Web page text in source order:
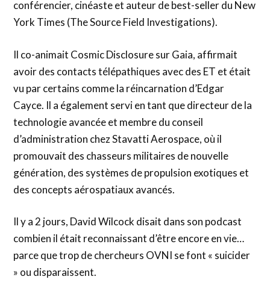
conférencier, cinéaste et auteur de best-seller du New
York Times (The Source Field Investigations).
Il co-animait Cosmic Disclosure sur Gaia, affirmait
avoir des contacts télépathiques avec des ET et était
vu par certains comme la réincarnation d’Edgar
Cayce. Il a également servi en tant que directeur de la
technologie avancée et membre du conseil
d’administration chez Stavatti Aerospace, où il
promouvait des chasseurs militaires de nouvelle
génération, des systèmes de propulsion exotiques et
des concepts aérospatiaux avancés.
Il y a 2 jours, David Wilcock disait dans son podcast
combien il était reconnaissant d’être encore en vie…
parce que trop de chercheurs OVNI se font « suicider
» ou disparaissent.